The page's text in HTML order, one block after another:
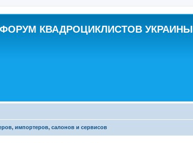
ФОРУМ КВАДРОЦИКЛИСТОВ УКРАИНЫ
импортеров, салонов и сервисов